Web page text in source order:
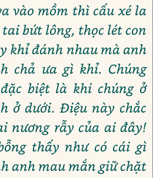
vào mồm thì cấu xé la
tai bứt lông, thọc lét con
khỉ đánh nhau mà anh
chả ưa gì khỉ. Chúng
biệt là khi chúng ở
ở dưới. Điệu này chắc
nương rẫy của ai đây!
thấy như có cái gì
anh mau mắn giữ chặt